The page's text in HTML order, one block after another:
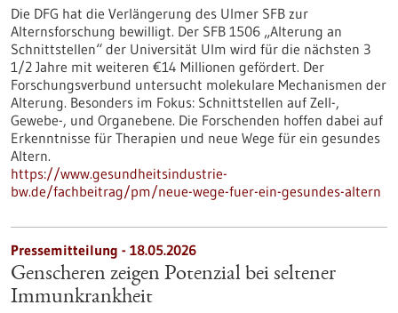
Die DFG hat die Verlängerung des Ulmer SFB zur
Alternsforschung bewilligt. Der SFB 1506 „Alterung an
Schnittstellen“ der Universität Ulm wird für die nächsten 3
1/2 Jahre mit weiteren €14 Millionen gefördert. Der
Forschungsverbund untersucht molekulare Mechanismen der
Alterung. Besonders im Fokus: Schnittstellen auf Zell-,
Gewebe-​, und Organebene. Die Forschenden hoffen dabei auf
Erkenntnisse für Therapien und neue Wege für ein gesundes
Altern.
https://www.gesundheitsindustrie-
bw.de/fachbeitrag/pm/neue-wege-fuer-ein-gesundes-altern
Pressemitteilung - 18.05.2026
Genscheren zeigen Potenzial bei seltener
Immunkrankheit